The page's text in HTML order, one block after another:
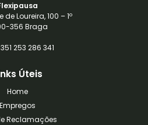
Loureira, 100 – 1º
356 Braga
253 286 341
Úteis
Home
Empregos
Reclamações